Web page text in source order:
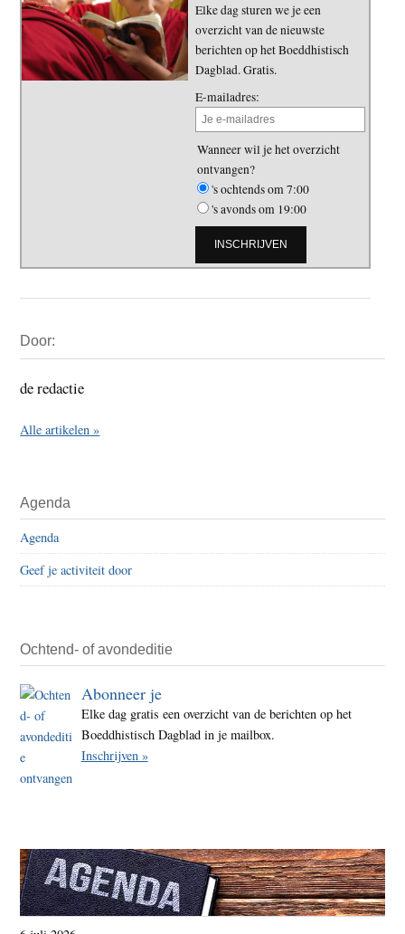
Elke dag sturen we je een
overzicht van de nieuwste
berichten op het Boeddhistisch
Dagblad. Gratis.
E-mailadres:
Wanneer wil je het overzicht
ontvangen?
's ochtends om 7:00
's avonds om 19:00
Sidebar
Door:
de redactie
Alle artikelen »
Agenda
Agenda
Geef je activiteit door
Ochtend- of avondeditie
Abonneer je
Elke dag gratis een overzicht van de berichten op het
Boeddhistisch Dagblad in je mailbox.
Inschrijven »